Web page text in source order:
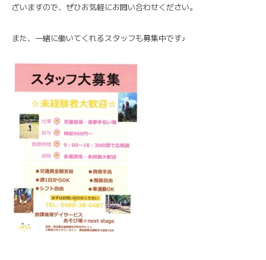
ざいますので、ぜひお気軽にお問い合わせください。
また、一緒に働いてくれるスタッフも募集中です♪